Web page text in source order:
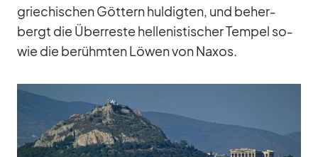
grie­chi­schen Göt­tern hul­dig­ten, und be­her­
bergt die Über­reste hel­le­nis­ti­scher Tem­pel so­
wie die be­rühm­ten Lö­wen von Na­xos.